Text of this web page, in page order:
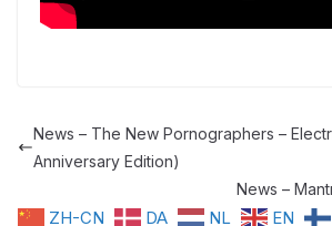
News – The New Pornographers –
Anniversary Edition)
News –
ZH-CN DA NL EN